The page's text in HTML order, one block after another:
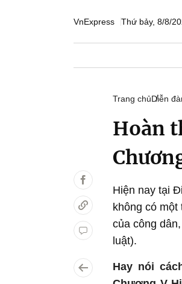
VnExpress Thứ bảy, 8/8/
Trang chủDiễn
Hoàn
Hiện nay tại
không có
của công
luật).
Hay nói